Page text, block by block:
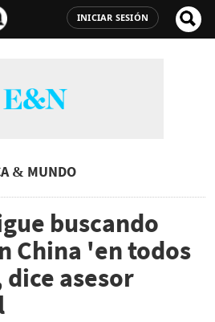
INICIAR SESIÓN
& MUNDO
buscando
China 'en todos
dice asesor